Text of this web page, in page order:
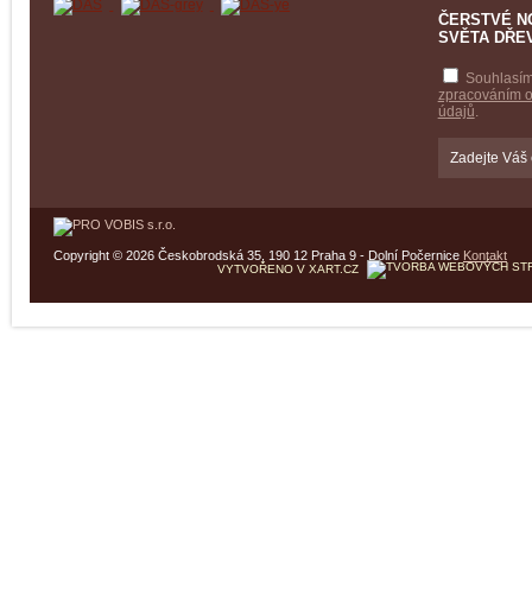
ČERSTVÉ
SVĚTA
zpracováním
údajů
Copyright © 2026 Českobrodská 35, 190 12 Praha 9 - Dolní Počernice Kontakt
VYTVOŘENO V XART.CZ